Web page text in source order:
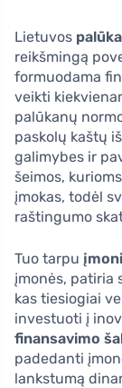
Lietuvos
reikšmingą
formuodama
veikti
palūkanų
paskolų kaštų
galimybes ir
šeimos,
įmokas, todėl
raštingumo
Tuo tarpu
įmonės, patiria
kas tiesiogiai
investuoti į
finansavimo
padedanti
lankstumą